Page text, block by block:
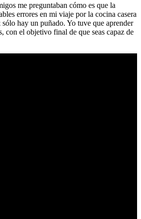
me preguntaban cómo es que la
errores en mi viaje por la cocina casera
hay un puñado. Yo tuve que aprender
con el objetivo final de que seas capaz de